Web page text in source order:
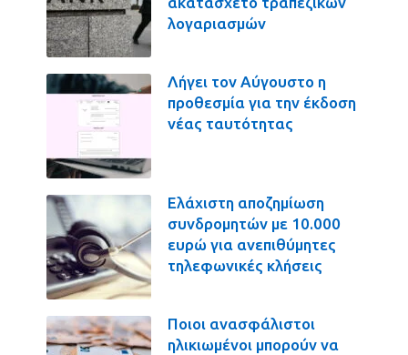
λογαριασμών
Λήγει τον Αύγουστο η
προθεσμία για την έκδοση
νέας ταυτότητας
Ελάχιστη αποζημίωση
συνδρομητών με 10.000
ευρώ για ανεπιθύμητες
τηλεφωνικές κλήσεις
Ποιοι ανασφάλιστοι
ηλικιωμένοι μπορούν να